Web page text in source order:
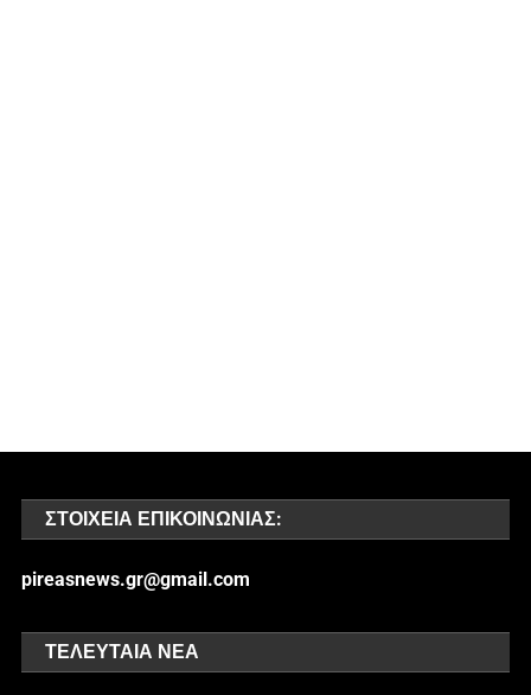
ΣΤΟΙΧΕΊΑ ΕΠΙΚΟΙΝΩΝΊΑΣ:
pireasnews.gr@gmail.com
ΤΕΛΕΥΤΑΊΑ ΝΈΑ